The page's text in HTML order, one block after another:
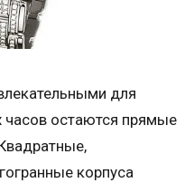
для
часов остаются прямые
корпуса